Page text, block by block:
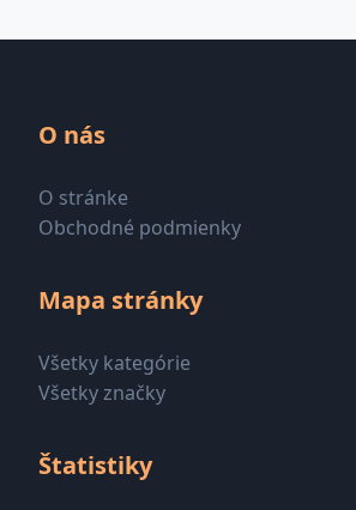
O nás
O stránke
Obchodné podmienky
Mapa stránky
Všetky kategórie
Všetky značky
Štatistiky